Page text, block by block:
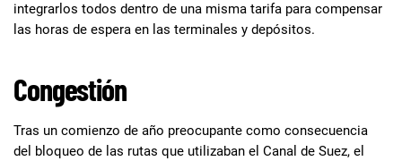
integrarlos todos dentro de una misma tarifa para compensar
las horas de espera en las terminales y depósitos.
Congestión
Tras un comienzo de año preocupante como consecuencia
del bloqueo de las rutas que utilizaban el Canal de Suez, el